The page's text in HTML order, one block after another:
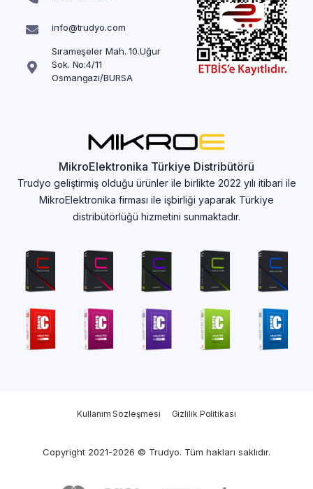
info@trudyo.com
Sırameşeler Mah. 10.Uğur
Sok. No:4/11
Osmangazi/BURSA
MikroElektronika Türkiye Distribütörü
Trudyo geliştirmiş olduğu ürünler ile birlikte 2022 yılı itibari ile
MikroElektronika firması ile işbirliği yaparak Türkiye
distribütörlüğü hizmetini sunmaktadır.
Kullanım Sözleşmesi Gizlilik Politikası
Copyright 2021-2026 © Trudyo. Tüm hakları saklıdır.